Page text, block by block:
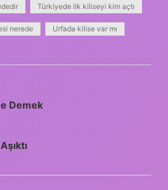
Türkiyede ilk kiliseyi kim açtı
nerede Urfada kilise var mı
Demek